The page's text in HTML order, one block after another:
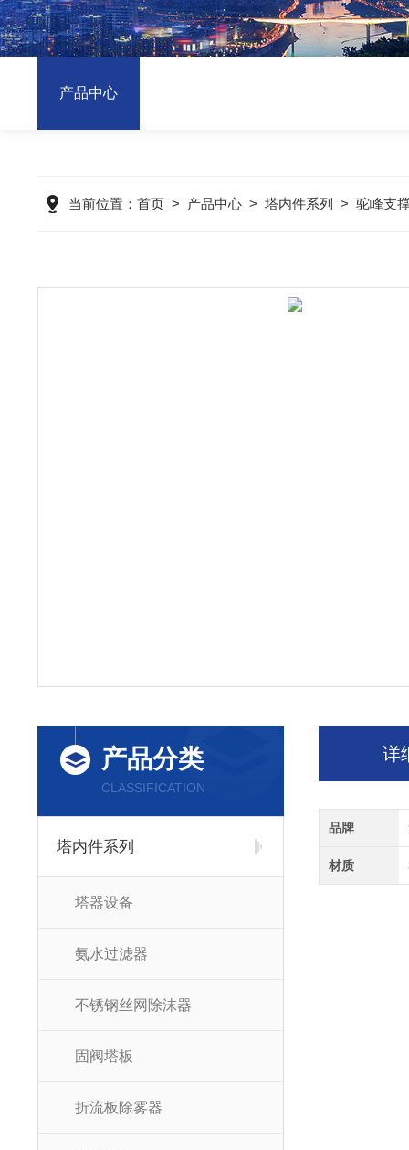
产品中心
当前位置： 首页> 产品中心> 塔内件系列 > 驼峰支
产品分类
CLASSIFICATION
塔内件系列
塔器设备
氨水过滤器
不锈钢丝网除沫器
固阀塔板
折流板除雾器
详
品牌
材质